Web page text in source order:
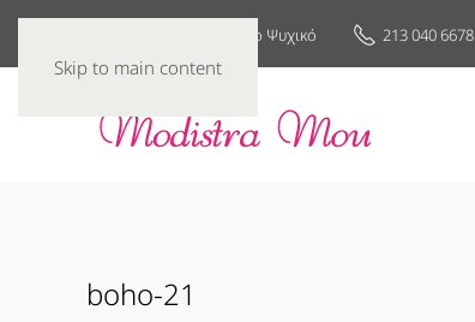
Skip to main content
25ης Μαρτίου 7, Νέο Ψυχικό 213 040 6678
boho-21